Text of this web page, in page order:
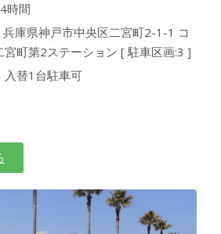
時間
庫県神戸市中央区二宮町2-1-1 コ
宮町第2ステーション [ 駐車区画:3 ]
入替1台駐車可